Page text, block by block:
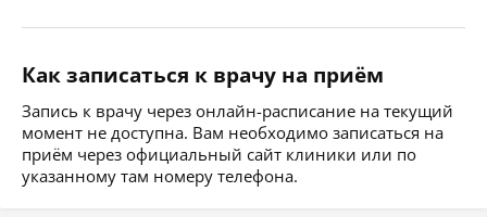
Как записаться к врачу на приём
Запись к врачу через онлайн-расписание на текущий
момент не доступна. Вам необходимо записаться на
приём через официальный сайт клиники или по
указанному там номеру телефона.